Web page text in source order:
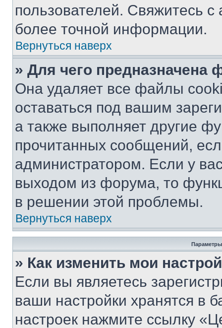
пользователей. Свяжитесь
более точной информации.
Вернуться наверх
» Для чего предназначена
Она удаляет все файлы
оставаться под вашим
а также выполняет другие
прочитанных сообщений,
администратором. Если у
выходом из форума, то
в решении этой проблемы.
Вернуться наверх
Параметры
» Как изменить мои
Если вы являетесь
ваши настройки хранятся в
настроек нажмите ссылку